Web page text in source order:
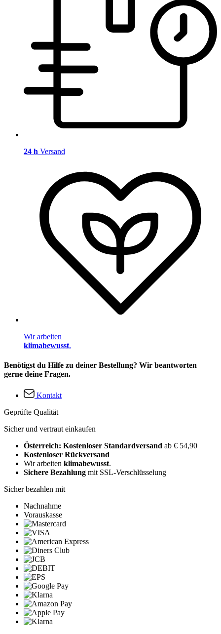
24 h Versand
Wir arbeiten
klimabewusst.
Benötigst du Hilfe zu deiner Bestellung? Wir beantworten
gerne deine Fragen.
Kontakt
Geprüfte Qualität
Sicher und vertraut einkaufen
Österreich: Kostenloser Standardversand ab € 54,90
Kostenloser Rückversand
Wir arbeiten klimabewusst.
Sichere Bezahlung mit SSL-Verschlüsselung
Sicher bezahlen mit
Nachnahme
Vorauskasse